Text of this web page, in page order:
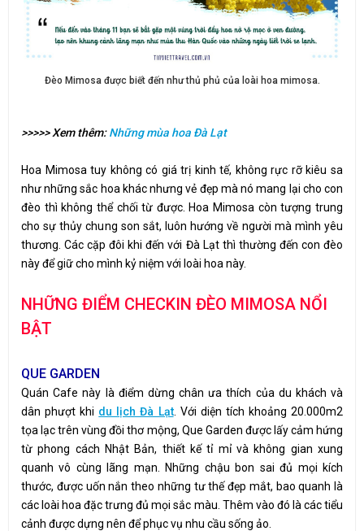
Đèo Mimosa được biết đến như thủ phủ của loài hoa mimosa.
>>>>> Xem thêm:Những mùa hoa Đà Lạt
Hoa Mimosa tuy không có giá trị kinh tế, không rực rỡ kiêu sa
như những sắc hoa khác nhưng vẻ đẹp mà nó mang lại cho con
đèo thì không thể chối từ được. Hoa Mimosa còn tượng trung
cho sự thủy chung son sắt, luôn hướng về người mà mình yêu
thương. Các cặp đôi khi đến với Đà Lạt thì thường đến con đèo
này để giữ cho mình kỷ niệm với loài hoa này.
NHỮNG ĐIỂM CHECKIN ĐÈO MIMOSA NỔI
BẬT
QUE GARDEN
Quán Cafe này là điểm dừng chân ưa thích của du khách và
dân phượt khi du lịch Đà Lạt. Với diện tích khoảng 20.000m2
tọa lạc trên vùng đồi thơ mộng, Que Garden được lấy cảm hứng
từ phong cách Nhật Bản, thiết kế tỉ mỉ và không gian xung
quanh vô cùng lãng mạn. Những chậu bon sai đủ mọi kích
thước, được uốn nắn theo những tư thế đẹp mắt, bao quanh là
các loài hoa đặc trưng đủ mọi sắc màu. Thêm vào đó là các tiểu
cảnh được dựng nên để phục vụ nhu cầu sống ảo.